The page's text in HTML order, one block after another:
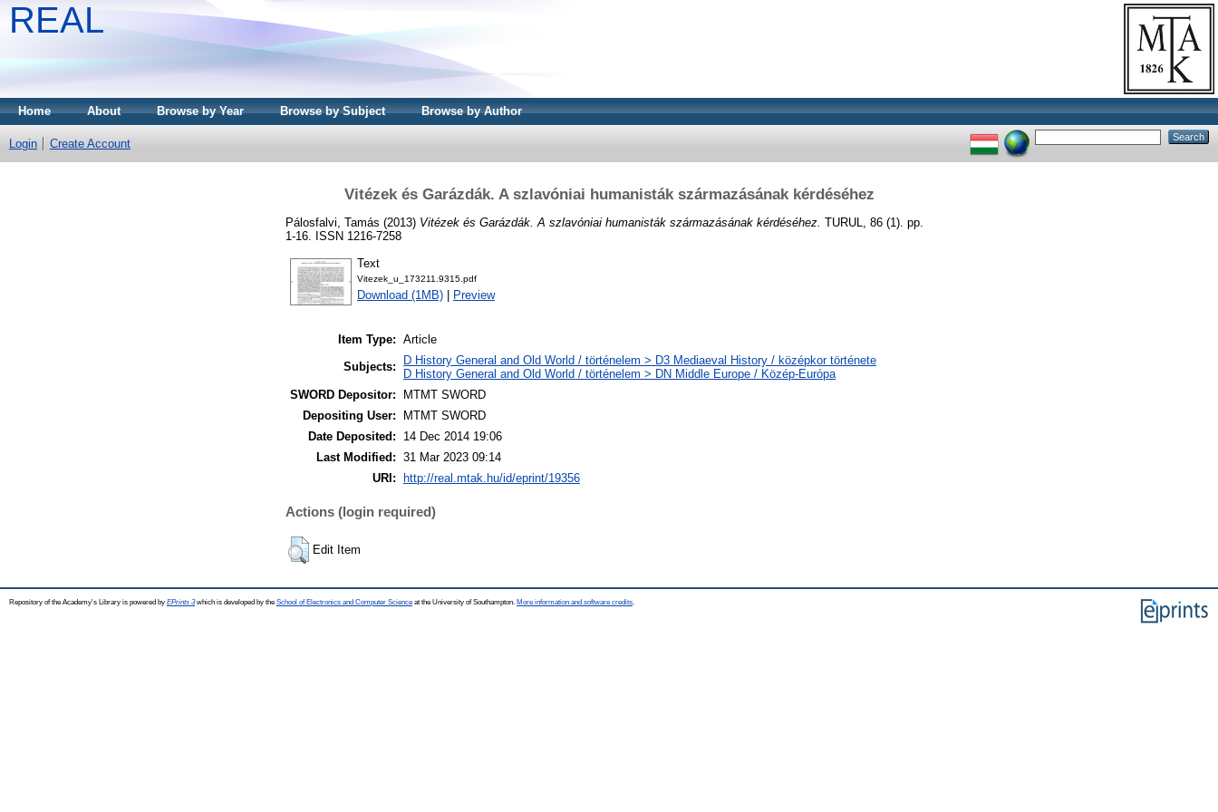
REAL
Home About Browse by Year Browse by Subject Browse by Author
Login Create Account
Vitézek és Garázdák. A szlavóniai humanisták származásának kérdéséhez
Pálosfalvi, Tamás (2013) Vitézek és Garázdák. A szlavóniai humanisták származásának kérdéséhez. TURUL, 86 (1). pp.
1-16. ISSN 1216-7258
Text
Vitezek_u_173211.9315.pdf
Download (1MB) Preview
Item Type: Article
Subjects:
D History General and Old World / történelem > D3 Mediaeval History / középkor története
D History General and Old World / történelem > DN Middle Europe / Közép-Európa
SWORD Depositor:
MTMT SWORD
Depositing User:
MTMT SWORD
Date Deposited:
14 Dec 2014 19:06
Last Modified: 31 Mar 2023 09:14
URI:
http://real.mtak.hu/id/eprint/19356
Actions (login required)
Edit Item
Repository of the Academy's Library is powered by EPrints 3which is developed by the School of Electronics and Computer Science at the University of Southampton. More information and software credits